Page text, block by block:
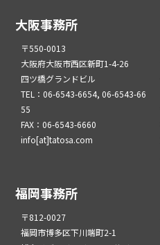
大阪事務所
〒550-0013
大阪府大阪市西区新町1-4-26
四ツ橋グランドビル
TEL：06-6543-6654, 06-6543-66
55
FAX：06-6543-6660
info[at]tatosa.com
福岡事務所
〒812-0027
福岡市博多区下川端町2-1